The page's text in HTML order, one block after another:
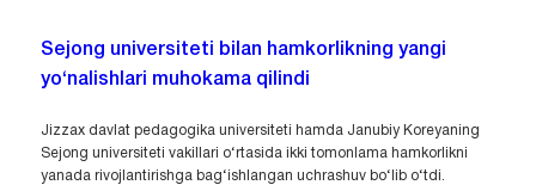
Sejong universiteti bilan hamkorlikning yangi
yo‘nalishlari muhokama qilindi
Jizzax davlat pedagogika universiteti hamda Janubiy Koreyaning
Sejong universiteti vakillari o‘rtasida ikki tomonlama hamkorlikni
yanada rivojlantirishga bag‘ishlangan uchrashuv bo‘lib o‘tdi.